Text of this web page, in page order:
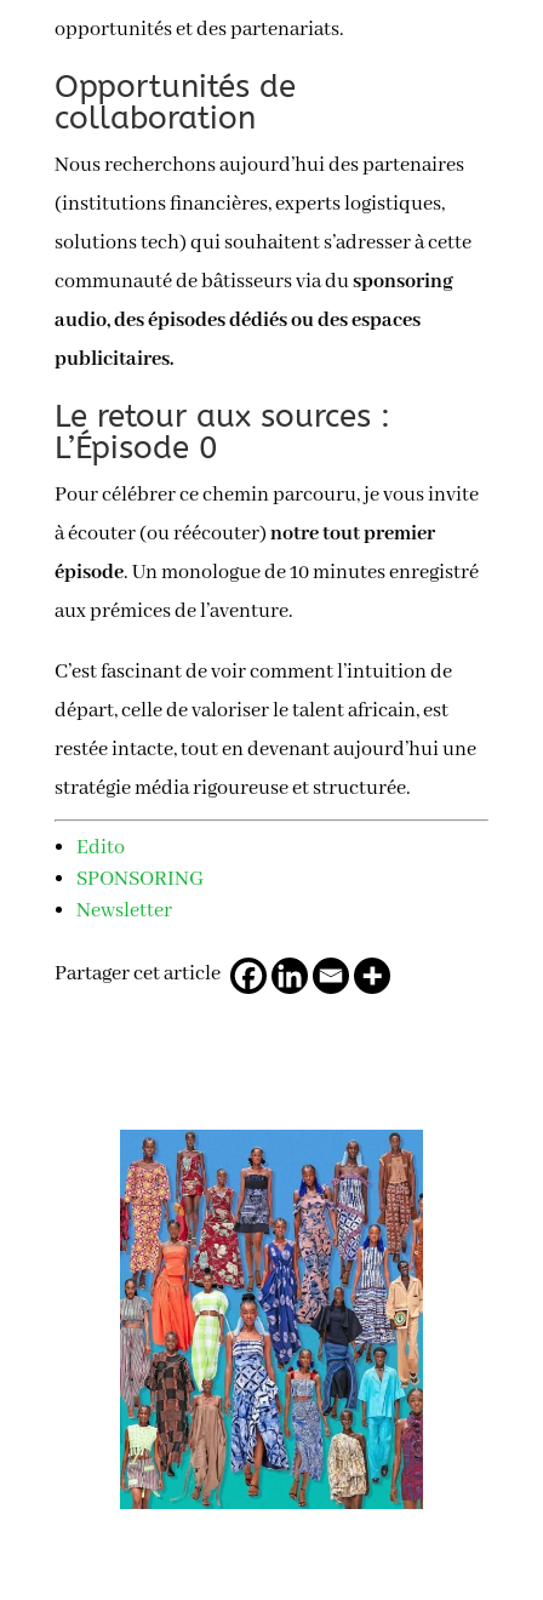
opportunités et des partenariats.
Opportunités de
collaboration
Nous recherchons aujourd’hui des partenaires
(institutions financières, experts logistiques,
solutions tech) qui souhaitent s’adresser à cette
communauté de bâtisseurs via dusponsoring
audio, des épisodes dédiés ou des espaces
publicitaires.
Le retour aux sources :
L’Épisode 0
Pour célébrer ce chemin parcouru, je vous invite
à écouter (ou réécouter)notre tout premier
épisode. Un monologue de 10 minutes enregistré
aux prémices de l’aventure.
C’est fascinant de voir comment l’intuition de
départ, celle de valoriser le talent africain, est
restée intacte, tout en devenant aujourd’hui une
stratégie média rigoureuse et structurée.
Edito
SPONSORING
Newsletter
Partager cet article